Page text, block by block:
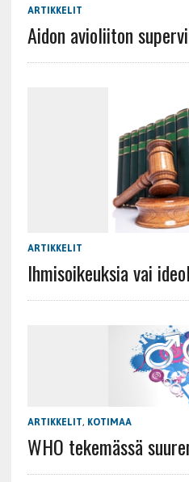
ARTIKKELIT
Aidon avioliiton
ARTIKKELIT
Ihmisoikeuksia vai
ARTIKKELIT, KOTIMAA
WHO tekemässä